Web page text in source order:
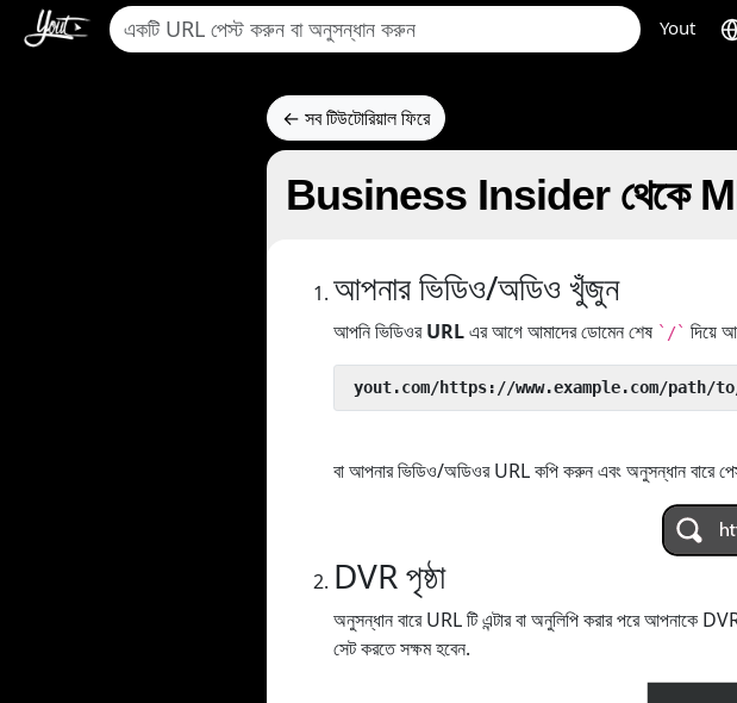
Yout
← সব টিউটোরিয়াল ফিরে
Business Insider থেকে
আপনার ভিডিও/অডিও খুঁজুন
আপনি ভিডিওরURLএর আগে আমাদের ডোমেন শেষ `/` দিয়ে
yout.com/https://www.example.com/path/
বা আপনার ভিডিও/অডিওর URL কপি করুন এবং অনুসন্ধান বারে
DVR পৃষ্ঠা
অনুসন্ধান বারে URL টি এন্টার বা অনুলিপি করার পরে আপনাকে
সেট করতে সক্ষম হবেন.